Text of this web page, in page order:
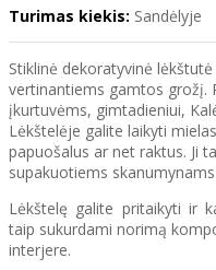
Turimas kiekis: Sandėlyje
Stiklinė dekoratyvinė
vertinantiems gamtos grožį.
įkurtuvėms, gimtadieniui,
Lėkštelėje galite laikyti
papuošalus ar net raktus. Ji
supakuotiems
Lėkštelę galite pritaikyti ir
taip sukurdami norimą
interjere.